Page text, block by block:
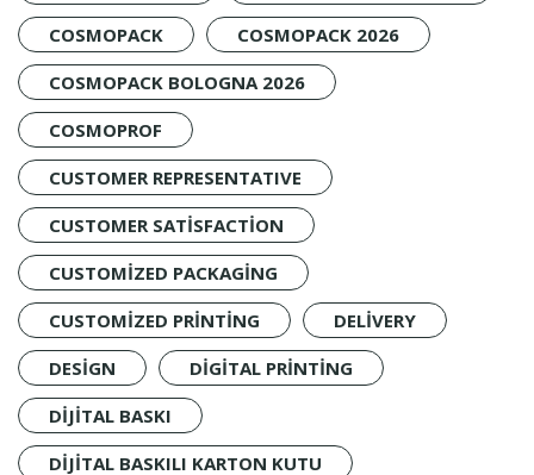
COSMOPACK
COSMOPACK 2026
COSMOPACK BOLOGNA 2026
COSMOPROF
CUSTOMER REPRESENTATIVE
CUSTOMER SATISFACTION
CUSTOMIZED PACKAGING
CUSTOMIZED PRINTING
DELIVERY
DESIGN
DIGITAL PRINTING
DIJITAL BASKI
DIJITAL BASKILI KARTON KUTU